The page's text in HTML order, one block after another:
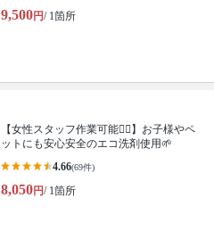
9,500円/ 1箇所
【女性スタッフ作業可能🙆‍♀️】お子様やペ
ットにも安心安全のエコ洗剤使用🌱
4.66(69件)
8,050円/ 1箇所